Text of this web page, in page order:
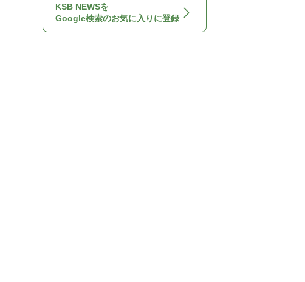
KSB NEWSを
Google検索のお気に入りに登録